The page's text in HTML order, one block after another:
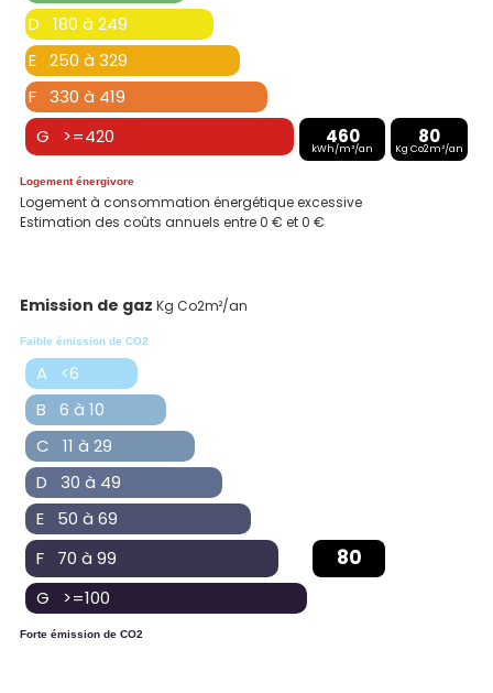
D 180 à 249
E 250 à 329
F 330 à 419
G >=420
460
kWh/m²/an
80
Kg Co2m²/an
Logement énergivore
Logement à consommation énergétique excessive
Estimation des coûts annuels entre 0 € et 0 €
Emission de gaz Kg Co2m²/an
Faible émission de CO2
A <6
B 6 à 10
C 11 à 29
D 30 à 49
E 50 à 69
F 70 à 99
80
G >=100
Forte émission de CO2